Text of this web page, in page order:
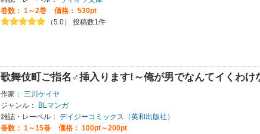
巻数： 1～2巻
価格： 530pt
（5.0） 投稿数1件
歌舞伎町ご指名♂挿入ります!～俺が男でなんてイくわけ
作家：
三川ケイヤ
ジャンル：
BLマンガ
雑誌・レーベル： デイジーコミックス（英和出版社）
巻数： 1～15巻
価格： 100pt～200pt